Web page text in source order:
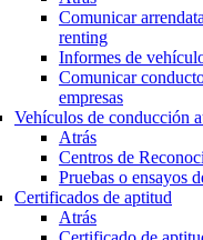
Comunicar
renting
Informes de
Comunicar
empresas
Vehículos de conducción
Atrás
Centros de
Pruebas o ensayos
Certificados de aptitud
Atrás